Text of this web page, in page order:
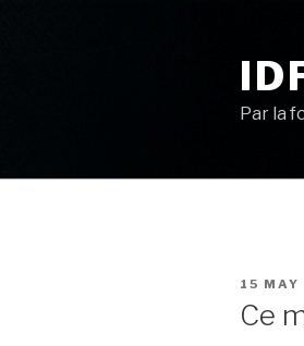
Par la
15 MAY
Ce